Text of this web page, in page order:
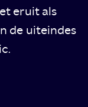
eruit als
de uiteindes